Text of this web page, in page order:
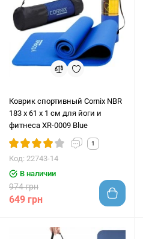
Коврик спортивный Cornix NBR
183 x 61 x 1 cм для йоги и
фитнеса XR-0009 Blue
1
Код: 22743-14
В наличии
974 грн
649 грн